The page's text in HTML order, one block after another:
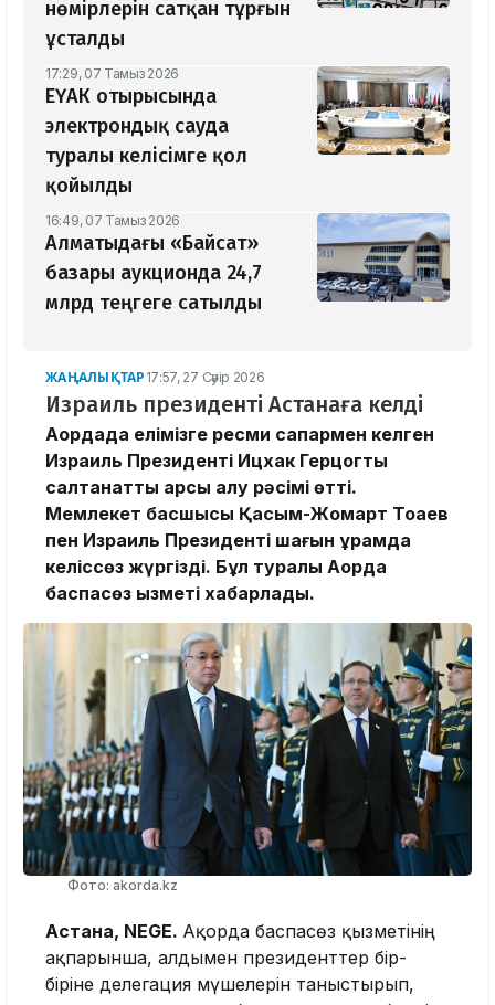
нөмірлерін сатқан тұрғын
ұсталды
17:29, 07 Тамыз 2026
ЕҮАК отырысында
электрондық сауда
туралы келісімге қол
қойылды
16:49, 07 Тамыз 2026
Алматыдағы «Байсат»
базары аукционда 24,7
млрд теңгеге сатылды
ЖАҢАЛЫҚТАР 17:57, 27 Сәуір 2026
Израиль президенті Астанаға келді
Ақордада елімізге ресми сапармен келген
Израиль Президенті Ицхак Герцогты
салтанатты қарсы алу рәсімі өтті.
Мемлекет басшысы Қасым-Жомарт Тоқаев
пен Израиль Президенті шағын құрамда
келіссөз жүргізді. Бұл туралы Ақорда
баспасөз қызметі хабарлады.
Фото: akorda.kz
Астана, NEGE. Ақорда баспасөз қызметінің
ақпарынша, алдымен президенттер бір-
біріне делегация мүшелерін таныстырып,